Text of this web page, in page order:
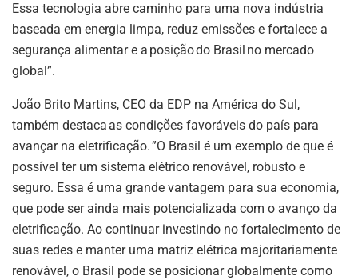
Essa tecnologia abre caminho para uma nova indústria
baseada em energia limpa, reduz emissões e fortalece a
segurança alimentar e a posição do Brasil no mercado
global”.
João Brito Martins, CEO da EDP na América do Sul,
também destaca as condições favoráveis do país para
avançar na eletrificação. ”O Brasil é um exemplo de que é
possível ter um sistema elétrico renovável, robusto e
seguro. Essa é uma grande vantagem para sua economia,
que pode ser ainda mais potencializada com o avanço da
eletrificação. Ao continuar investindo no fortalecimento de
suas redes e manter uma matriz elétrica majoritariamente
renovável, o Brasil pode se posicionar globalmente como
ASSINE NOSSA
NEWSLETTER
notíciase inovações do setor mineral
brasileiro.